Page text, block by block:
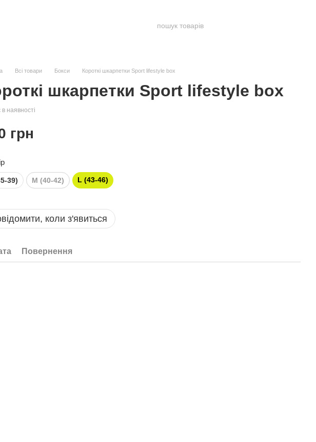
Всі товари Бокси Короткі шкарпетки Sport lifestyle box
шкарпетки Sport lifestyle box
наявності
грн
39) M (40-42) L (43-46)
коли з'явиться
Повернення